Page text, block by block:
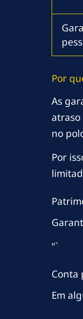
Por
As
atraso
no
Por
“`
Conta
Em